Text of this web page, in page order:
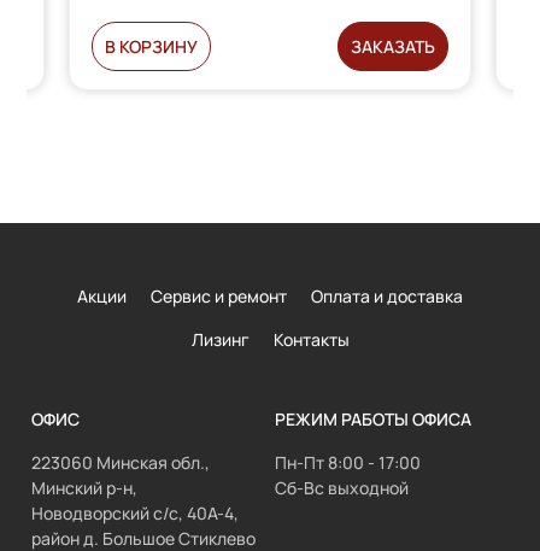
В КОРЗИНУ ЗАКАЗАТЬ
Акции Сервис и ремонт
Оплата и доставка
Лизинг
Контакты
ОФИС
223060 Минская обл.,
Минский р-н,
Новодворский с/с, 40А-4,
район д. Большое Стиклево
РЕЖИМ РАБОТЫ ОФИСА
Пн-Пт 8:00 - 17:00
Сб-Вс выходной